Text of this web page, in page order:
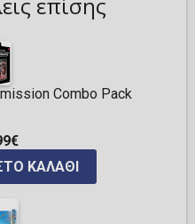
επίσης
Combo Pack
ΚΑΛΆΘΙ